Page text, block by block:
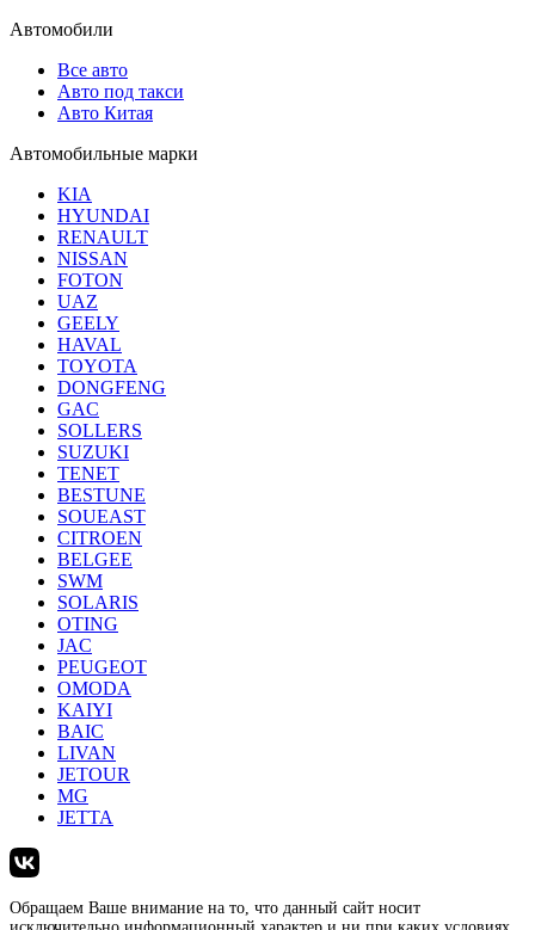
Автомобили
Все авто
Авто под такси
Авто Китая
Автомобильные марки
KIA
HYUNDAI
RENAULT
NISSAN
FOTON
UAZ
GEELY
HAVAL
TOYOTA
DONGFENG
GAC
SOLLERS
SUZUKI
TENET
BESTUNE
SOUEAST
CITROEN
BELGEE
SWM
SOLARIS
OTING
JAC
PEUGEOT
OMODA
KAIYI
BAIC
LIVAN
JETOUR
MG
JETTA
Обращаем Ваше внимание на то, что данный сайт носит